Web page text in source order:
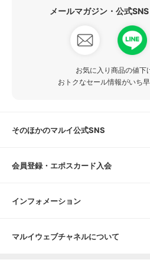
メールマガジン・公式
お気に入り商品の値下
おトクなセール情報がいち
そのほかのマルイ公式SNS
会員登録・エポスカード入会
インフォメーション
マルイウェブチャネルについて